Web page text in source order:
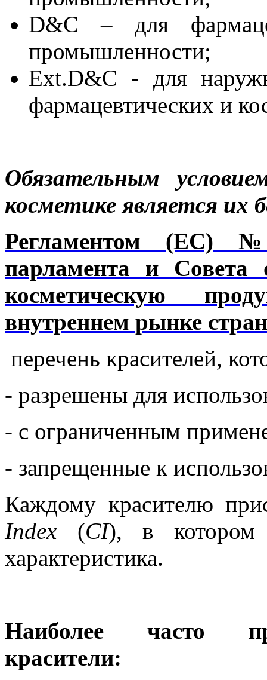
D&C – для
промышленности;
Ext.D&C - для
фармацевтических и
Обязательным
косметике является их
Регламентом (EC) №
парламента и
косметическую
внутреннем рынке
перечень красителей,
- разрешены для
- с ограниченным
- запрещенные к
Каждому красителю
Index (CI), в котором
характеристика.
Наиболее часто
красители: